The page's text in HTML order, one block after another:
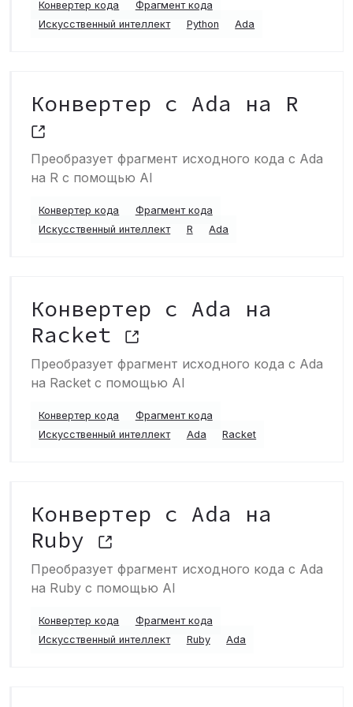
Конвертер кода
Фрагмент кода
Искусственный интеллект
Python Ada
Конвертер с Ada на R
Преобразует фрагмент исходного кода с Ada
на R с помощью AI
Конвертер кода
Фрагмент кода
Искусственный интеллект
R Ada
Конвертер с Ada на
Racket
Преобразует фрагмент исходного кода с Ada
на Racket с помощью AI
Конвертер кода
Фрагмент кода
Искусственный интеллект
Ada Racket
Конвертер с Ada на
Ruby
Преобразует фрагмент исходного кода с Ada
на Ruby с помощью AI
Конвертер кода
Фрагмент кода
Искусственный интеллект
Ruby Ada